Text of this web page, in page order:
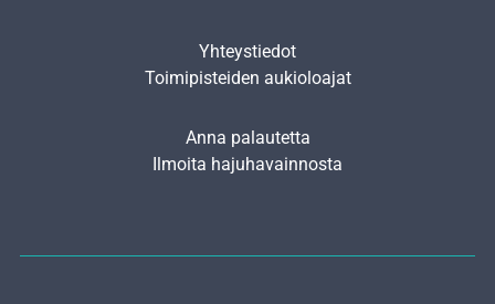
Yhteystiedot
Toimipisteiden aukioloajat
Anna palautetta
Ilmoita hajuhavainnosta